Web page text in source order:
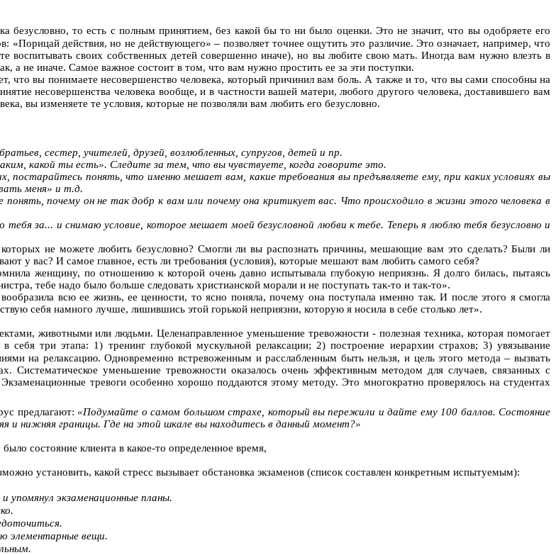
безусловно, то есть с полным принятием, без какой бы то ни было оценки. Это не значит, что вы одобряете его
«Порицай действия, но не действующего»– позволяет точнее ощутить это различие. Это означает, например, что
своих собственных детей совершенно иначе), но вы любите свою мать. Иногда вам нужно влезть в
а не иначе. Самое важное состоит в том, что вам нужно простить ее за эти поступки.
что вы понимаете несовершенство человека, который причинил вам боль. А также и то, что вы сами способны на
несовершенства человека вообще, и в частности вашей матери, любого другого человека, доставившего вам
вы изменяете те условия, которые не позволяли вам любить его безусловно.
сестер, учителей, друзей, возлюбленных, супругов, детей и пр.
какой ты есть». Следите за тем, что вы чувствуете, когда говорите это.
постарайтесь понять, что именно мешает вам, какие требования вы предъявляете ему, при каких условиях вы
меня» и т.д.
почему он не так добр к вам или почему она критикует вас. Что происходило в жизни этого человека в
за... и снимаю условие, которое мешает моей безусловной любви к тебе. Теперь я люблютебя безусловно и
которых не можетелюбить безусловно? Смогли ли вы распознать причины, мешающие вам это сделать? Были ли
у вас? И самое главное, есть ли требования (условия), которые мешают вам любить самого себя?
женщину, по отношению к которой очень давно испытывала глубокую неприязнь. Я долго билась, пытаясь
тебе надо было больше следовать христианской морали и не поступать так-то и так-то».
всю ее жизнь, ее ценности, то ясно поняла, почему она поступала именно так. И после этого я смогла
себя намного лучше, лишившись этой горькой неприязни, которую я носила в себе столько лет».
животными или людьми. Целенаправленное уменьшение тревожности - полезная техника, которая помогает
три этапа: 1) тренинг глубокой мускульной релаксации; 2) построение иерархии страхов; 3) увязывание
на релаксацию. Одновременно встревоженным и расслабленным быть нельзя, и цель этого метода–вызвать
Систематическое уменьшение тревожности оказалось очень эффективным методом для случаев, связанных с
тревоги особенно хорошо поддаются этому методу. Это многократно проверялось на студентах
предлагают: «Подумайте о самом большом страхе, который вы пережили и дайте ему 100 баллов. Состояние
и нижняя границы. Где на этой шкале вы находитесь в данный момент?»
состояние клиента в какое-то определенное время,
установить, какой стресс вызывает обстановка экзаменов (список составлен конкретным испытуемым):
упомянул экзаменационные планы.
элементарные вещи.